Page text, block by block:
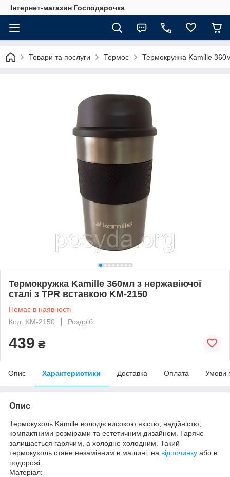
Інтернет-магазин Господарочка
Товари та послуги Термос Термокружка Kamille
Термокружка Kamille 360мл з нержавіючої
сталі з TPR вставкою KM-2150
Немає в наявності
Код: KM-2150
Роздріб
439 ₴
Опис Характеристики Доставка Оплата Умови
Опис
Термокухоль Kamille володіє високою якістю, надійністю,
компактними розмірами та естетичним дизайном. Гаряче
залишається гарячим, а холодне холодним. Такий
термокухоль стане незамінним в машині, на відпочинку або в
подорожі.
Матеріал: